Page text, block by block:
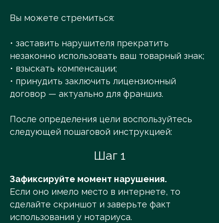
Вы можете стремиться:
• заставить нарушителя прекратить
незаконно использовать ваш товарный знак;
• взыскать компенсации;
• принудить заключить лицензионный
договор — актуально для франшиз.
После определения цели воспользуйтесь
следующей пошаговой инструкцией:
Шаг 1
Зафиксируйте момент нарушения.
Если оно имело место в интернете, то
сделайте скриншот и заверьте факт
использования у нотариуса.